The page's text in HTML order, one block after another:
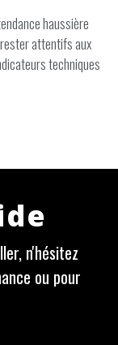
haussière
attentifs aux
techniques
n'hésitez
ou pour